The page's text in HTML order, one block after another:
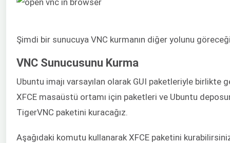
Şimdi bir sunucuya VNC kurmanın diğer yolunu
VNC Sunucusunu Kurma
Ubuntu imajı varsayılan olarak GUI paketleriyle birlikte
XFCE masaüstü ortamı için paketleri ve Ubuntu
TigerVNC paketini kuracağız.
Aşağıdaki komutu kullanarak XFCE paketini